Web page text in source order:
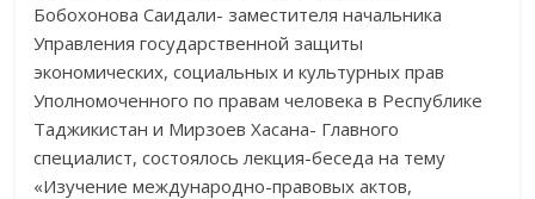
Бобохонова Саидали- заместителя начальника
Управления государственной защиты
экономических, социальных и культурных прав
Уполномоченного по правам человека в Республике
Таджикистан и Мирзоев Хасана- Главного
специалист, состоялось лекция-беседа на тему
«Изучение международно-правовых актов,